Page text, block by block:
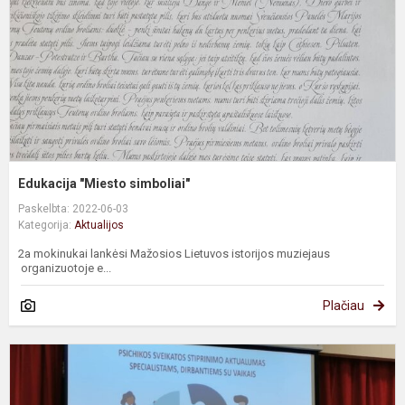
Edukacija "Miesto simboliai"
Paskelbta: 2022-06-03
Kategorija: Aktualijos
2a mokinukai lankėsi Mažosios Lietuvos istorijos muziejaus
organizuotoje e...
Plačiau